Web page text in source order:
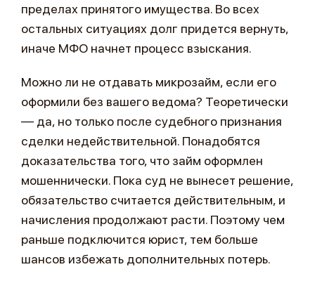
пределах принятого имущества. Во всех
остальных ситуациях долг придется вернуть,
иначе МФО начнет процесс взыскания.
Можно ли не отдавать микрозайм, если его
оформили без вашего ведома? Теоретически
— да, но только после судебного признания
сделки недействительной. Понадобятся
доказательства того, что займ оформлен
мошеннически. Пока суд не вынесет решение,
обязательство считается действительным, и
начисления продолжают расти. Поэтому чем
раньше подключится юрист, тем больше
шансов избежать дополнительных потерь.